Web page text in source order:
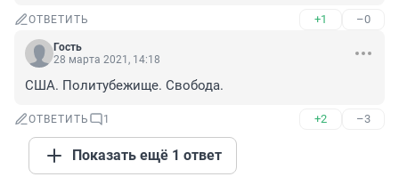
ОТВЕТИТЬ +1 –0
Гость
28 марта 2021, 14:18
США. Политубежище. Свобода.
ОТВЕТИТЬ 1 +2 –3
Показать ещё 1 ответ